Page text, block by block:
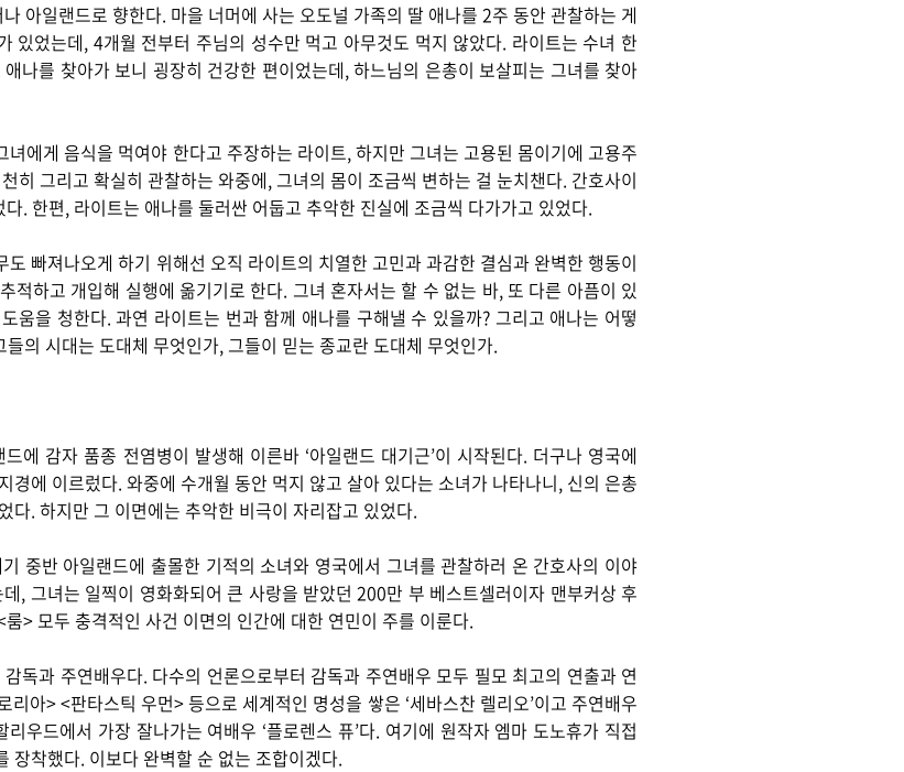
아일랜드로 향한다. 마을 너머에 사는 오도널 가족의 딸 애나를 2주 동안 관찰하는 게
있었는데, 4개월 전부터 주님의 성수만 먹고 아무것도 먹지 않았다. 라이트는 수녀 한
나를 찾아가 보니 굉장히 건강한 편이었는데, 하느님의 은총이 보살피는 그녀를 찾아
에게 음식을 먹여야 한다고 주장하는 라이트, 하지만 그녀는 고용된 몸이기에 고용주
히 그리고 확실히 관찰하는 와중에, 그녀의 몸이 조금씩 변하는 걸 눈치챈다. 간호사이
. 한편, 라이트는 애나를 둘러싼 어둡고 추악한 진실에 조금씩 다가가고 있었다.
빠져나오게 하기 위해선 오직 라이트의 치열한 고민과 과감한 결심과 완벽한 행동이
적하고 개입해 실행에 옮기기로 한다. 그녀 혼자서는 할 수 없는 바, 또 다른 아픔이 있
움을 청한다. 과연 라이트는 번과 함께 애나를 구해낼 수 있을까? 그리고 애나는 어떻
의 시대는 도대체 무엇인가, 그들이 믿는 종교란 도대체 무엇인가.
에 감자 품종 전염병이 발생해 이른바 ‘아일랜드 대기근’이 시작된다. 더구나 영국에
경에 이르렀다. 와중에 수개월 동안 먹지 않고 살아 있다는 소녀가 나타나니, 신의 은총
다. 하지만 그 이면에는 추악한 비극이 자리잡고 있었다.
중반 아일랜드에 출몰한 기적의 소녀와 영국에서 그녀를 관찰하러 온 간호사의 이야
, 그녀는 일찍이 영화화되어 큰 사랑을 받았던 200만 부 베스트셀러이자 맨부커상 후
> 모두 충격적인 사건 이면의 인간에 대한 연민이 주를 이룬다.
독과 주연배우다. 다수의 언론으로부터 감독과 주연배우 모두 필모 최고의 연출과 연
아> <판타스틱 우먼> 등으로 세계적인 명성을 쌓은 ‘세바스찬 렐리오’이고 주연배우
우드에서 가장 잘나가는 여배우 ‘플로렌스 퓨’다. 여기에 원작자 엠마 도노휴가 직접
장착했다. 이보다 완벽할 순 없는 조합이겠다.